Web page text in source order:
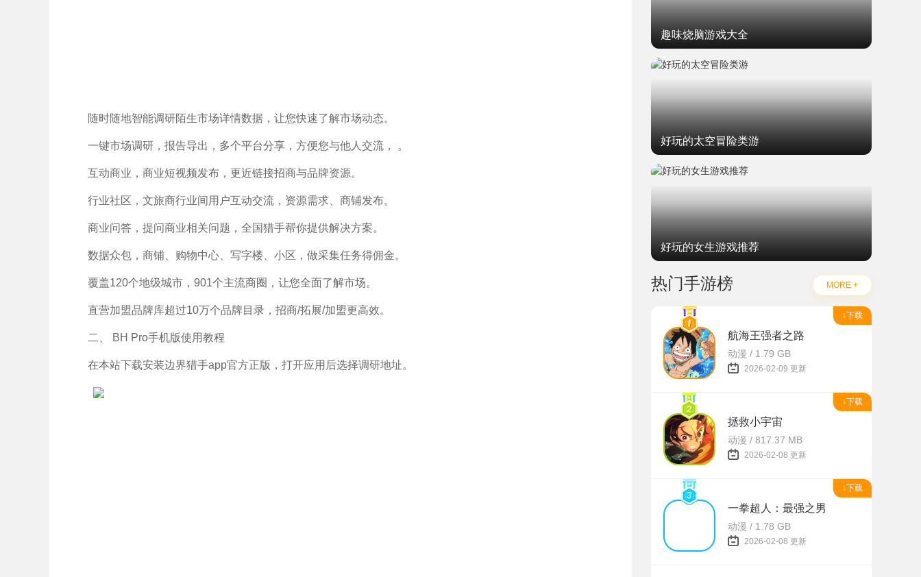
随时随地智能调研陌生市场详情数据，让您快速了解市场动态。
一键市场调研，报告导出，多个平台分享，方便您与他人交流， 。
互动商业，商业短视频发布，更近链接招商与品牌资源。
行业社区，文旅商行业间用户互动交流，资源需求、商铺发布。
商业问答，提问商业相关问题，全国猎手帮你提供解决方案。
数据众包，商铺、购物中心、写字楼、小区，做采集任务得佣金。
覆盖120个地级城市，901个主流商圈，让您全面了解市场。
直营加盟品牌库超过10万个品牌目录，招商/拓展/加盟更高效。
二、 BH Pro手机版使用教程
在本站下载安装边界猎手app官方正版，打开应用后选择调研地址。
趣味烧脑游戏大全
好玩的太空冒险类游
好玩的女生游戏推荐
热门手游榜 MORE +
↓下载
航海王强者之路
动漫 / 1.79 GB
2026-02-09 更新
↓下载
拯救小宇宙
动漫 / 817.37 MB
2026-02-08 更新
↓下载
一拳超人：最强之男
动漫 / 1.78 GB
2026-02-08 更新